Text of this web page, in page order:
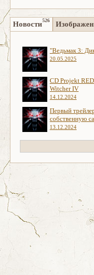
Новости526
"Ведьмак 3:
20.05.2025
CD Projekt
Witcher IV
14.12.2024
Первый
собственную
13.12.2024